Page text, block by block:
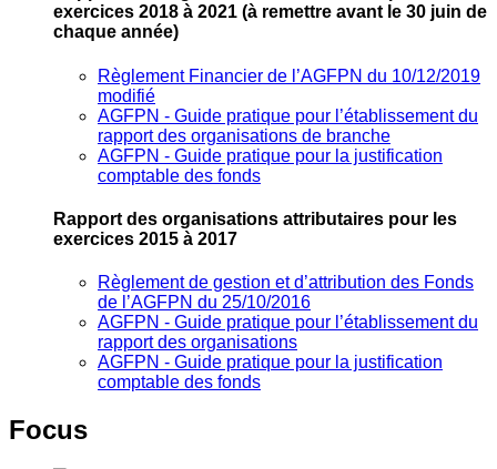
exercices 2018 à 2021 (à remettre avant le 30 juin de
chaque année)
Règlement Financier de l’AGFPN du 10/12/2019
modifié
AGFPN ‐ Guide pratique pour l’établissement du
rapport des organisations de branche
AGFPN ‐ Guide pratique pour la justification
comptable des fonds
Rapport des organisations attributaires pour les
exercices 2015 à 2017
Règlement de gestion et d’attribution des Fonds
de l’AGFPN du 25/10/2016
AGFPN ‐ Guide pratique pour l’établissement du
rapport des organisations
AGFPN ‐ Guide pratique pour la justification
comptable des fonds
Focus